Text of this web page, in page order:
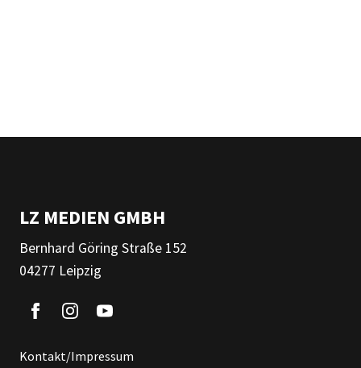
LZ MEDIEN GMBH
Bernhard Göring Straße 152
04277 Leipzig
Kontakt/Impressum